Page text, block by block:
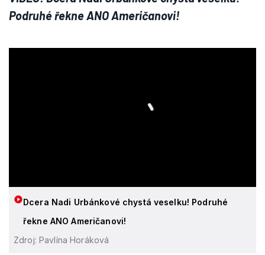
Podruhé řekne ANO Američanovi!
Dcera Nadi Urbánkové chystá veselku! Podruhé
řekne ANO Američanovi!
Zdroj: Pavlína Horáková